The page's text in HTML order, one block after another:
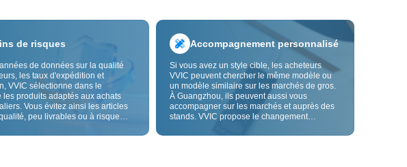
de risques
de données sur la qualité
les taux d'expédition et
VVIC sélectionne dans le
les produits adaptés aux achats
Vous évitez ainsi les articles
peu livrables ou à risque
qualité transfrontalier et les
qualité, douane et après-vente.
Accompagnement personnalisé
Si vous avez un style cible, les acheteurs
VVIC peuvent chercher le même modèle ou
un modèle similaire sur les marchés de gros.
À Guangzhou, ils peuvent aussi vous
accompagner sur les marchés et auprès des
stands. VVIC propose le changement
la personnalisation OEM par image ou